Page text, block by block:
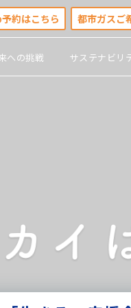
約はこちら 都市ガスご
への挑戦 サステナビリ